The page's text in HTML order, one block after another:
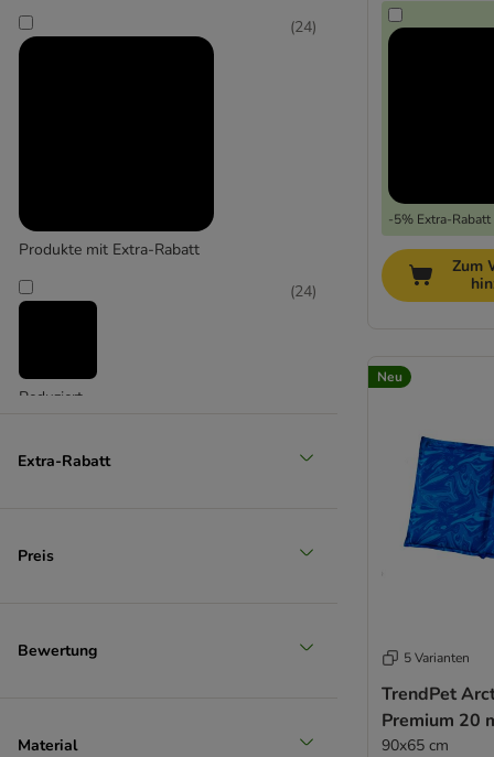
Groß 26-45 kg
Extra-groß > 45 kg
Produkte mit Extra-Rabatt
(24)
Reduziert
(24)
Extra-Rabatt
Preis
Bewertung
Material
-5% Extra-Rabatt
Zum
Neu
5 Varianten
TrendPet
Premium 20
90x65 cm